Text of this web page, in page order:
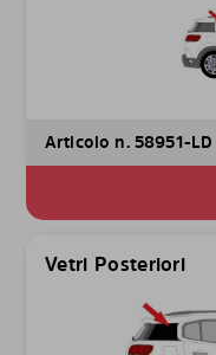
Articolo n. 58951-LD
Vetri Posteriori